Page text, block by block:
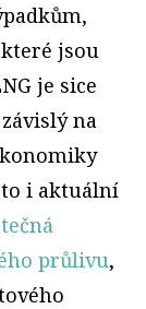
jsou
je sice
na
i aktuální
průlivu,